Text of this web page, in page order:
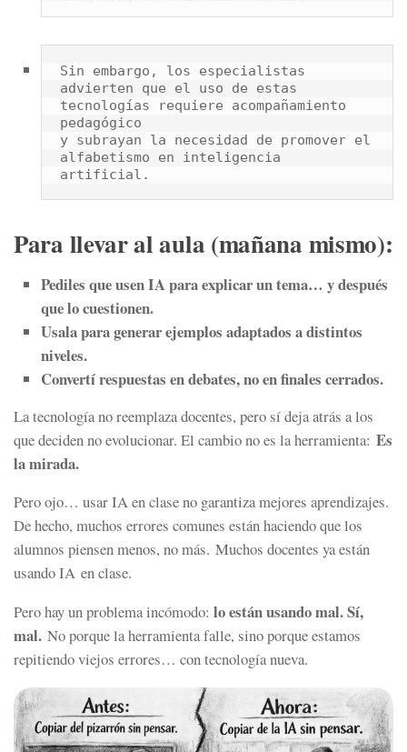
Sin embargo, los especialistas
advierten que el uso de estas
tecnologías requiere acompañamiento
pedagógico
y subrayan la necesidad de promover el
alfabetismo en inteligencia
artificial.
Para llevar al aula (mañana mismo):
Pediles que usen IA para explicar un tema… y después
que lo cuestionen.
Usala para generar ejemplos adaptados a distintos
niveles.
Convertí respuestas en debates, no en finales cerrados.
La tecnología no reemplaza docentes, pero sí deja atrás a los
que deciden no evolucionar. El cambio no es la herramienta: Es
la mirada.
Pero ojo… usar IA en clase no garantiza mejores aprendizajes.
De hecho, muchos errores comunes están haciendo que los
alumnos piensen menos, no más. Muchos docentes ya están
usando IA en clase.
Pero hay un problema incómodo: lo están usando mal. Sí,
mal. No porque la herramienta falle, sino porque estamos
repitiendo viejos errores… con tecnología nueva.